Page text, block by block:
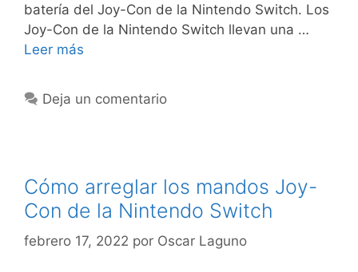
batería del Joy-Con de la Nintendo Switch. Los
Joy-Con de la Nintendo Switch llevan una …
Leer más
Deja un comentario
Cómo arreglar los mandos Joy-
Con de la Nintendo Switch
febrero 17, 2022 por Oscar Laguno